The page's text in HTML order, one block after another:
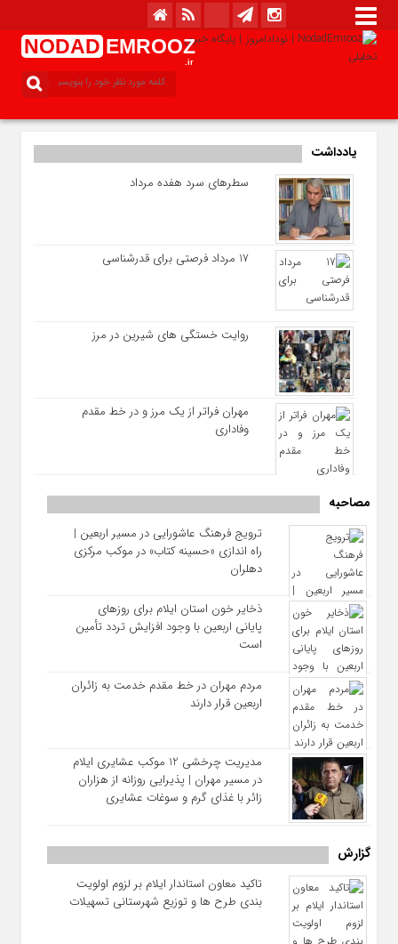
NODAD EMROOZ
.ir
یادداشت
سطرهای سرد هفده مرداد
17 مرداد فرصتی برای قدرشناسی
روایت خستگی‌ های شیرین در مرز
مهران فراتر از یک مرز و در خط مقدم
وفاداری
مصاحبه
ترویج فرهنگ عاشورایی در مسیر اربعین |
راه‌ اندازی «حسینه کتاب» در موکب مرکزی
دهلران
ذخایر خون استان ایلام برای روزهای
پایانی اربعین با وجود افزایش تردد تأمین
است
مردم مهران در خط مقدم خدمت به زائران
اربعین قرار دارند
مدیریت چرخشی 12 موکب‌ عشایری ایلام
در مسیر مهران | پذیرایی روزانه از هزاران
زائر با غذای گرم و سوغات عشایری
گزارش
تاکید معاون استاندار ایلام بر لزوم اولویت‌
بندی طرح‌ ها و توزیع شهرستانی تسهیلات